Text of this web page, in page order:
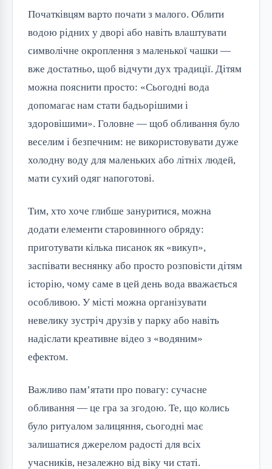
Початківцям варто почати з малого. Облити
водою рідних у дворі або навіть влаштувати
символічне окроплення з маленької чашки —
вже достатньо, щоб відчути дух традиції. Дітям
можна пояснити просто: «Сьогодні вода
допомагає нам стати бадьорішими і
здоровішими». Головне — щоб обливання було
веселим і безпечним: не використовувати дуже
холодну воду для маленьких або літніх людей,
мати сухий одяг напоготові.
Тим, хто хоче глибше зануритися, можна
додати елементи старовинного обряду:
приготувати кілька писанок як «викуп»,
заспівати веснянку або просто розповісти дітям
історію, чому саме в цей день вода вважається
особливою. У місті можна організувати
невелику зустріч друзів у парку або навіть
надіслати креативне відео з «водяним»
ефектом.
Важливо пам’ятати про повагу: сучасне
обливання — це гра за згодою. Те, що колись
було ритуалом залицяння, сьогодні має
залишатися джерелом радості для всіх
учасників, незалежно від віку чи статі.